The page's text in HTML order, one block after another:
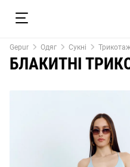
Gepur Одяг Сукні
БЛАКИТНІ